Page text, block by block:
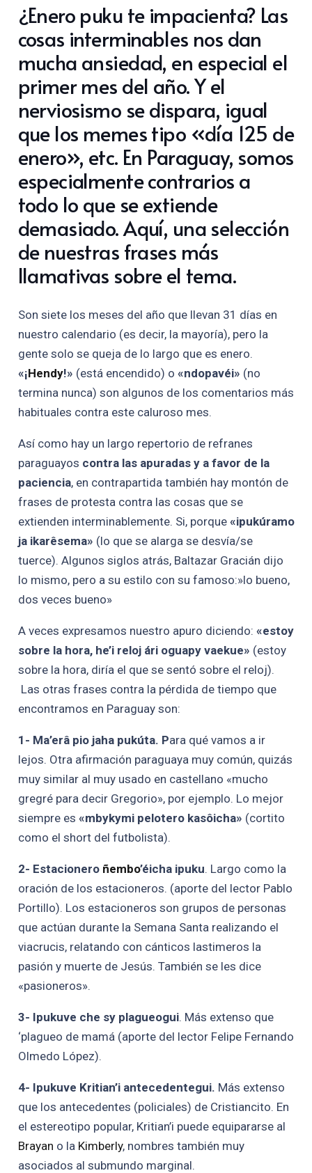
¿Enero puku te impacienta? Las
cosas interminables nos dan
mucha ansiedad, en especial el
primer mes del año. Y el
nerviosismo se dispara, igual
que los memes tipo «día 125 de
enero», etc. En Paraguay, somos
especialmente contrarios a
todo lo que se extiende
demasiado. Aquí, una selección
de nuestras frases más
llamativas sobre el tema.
Son siete los meses del año que llevan 31 días en
nuestro calendario (es decir, la mayoría), pero la
gente solo se queja de lo largo que es enero.
«¡Hendy!» (está encendido) o «ndopavéi» (no
termina nunca) son algunos de los comentarios más
habituales contra este caluroso mes.
Así como hay un largo repertorio de refranes
paraguayos contra las apuradas y a favor de la
paciencia, en contrapartida también hay montón de
frases de protesta contra las cosas que se
extienden interminablemente. Si, porque «ipukúramo
ja ikarêsema» (lo que se alarga se desvía/se
tuerce). Algunos siglos atrás, Baltazar Gracián dijo
lo mismo, pero a su estilo con su famoso:»lo bueno,
dos veces bueno»
A veces expresamos nuestro apuro diciendo: «estoy
sobre la hora, he’i reloj ári oguapy vaekue» (estoy
sobre la hora, diría el que se sentó sobre el reloj).
Las otras frases contra la pérdida de tiempo que
encontramos en Paraguay son:
1- Ma’erâ pio jaha pukúta. Para qué vamos a ir
lejos. Otra afirmación paraguaya muy común, quizás
muy similar al muy usado en castellano «mucho
gregré para decir Gregorio», por ejemplo. Lo mejor
siempre es «mbykymi pelotero kasôicha» (cortito
como el short del futbolista).
2- Estacionero ñembo’éicha ipuku. Largo como la
oración de los estacioneros. (aporte del lector Pablo
Portillo). Los estacioneros son grupos de personas
que actúan durante la Semana Santa realizando el
viacrucis, relatando con cánticos lastimeros la
pasión y muerte de Jesús. También se les dice
«pasioneros».
3- Ipukuve che sy plagueogui. Más extenso que
‘plagueo de mamá (aporte del lector Felipe Fernando
Olmedo López).
4- Ipukuve Kritian’i antecedentegui. Más extenso
que los antecedentes (policiales) de Cristiancito. En
el estereotipo popular, Kritian’i puede equipararse al
Brayan o la Kimberly, nombres también muy
asociados al submundo marginal.